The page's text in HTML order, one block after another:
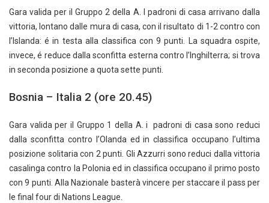
Gara valida per il Gruppo 2 della A. I padroni di casa arrivano dalla
vittoria, lontano dalle mura di casa, con il risultato di 1-2 contro con
l’Islanda: é in testa alla classifica con 9 punti. La squadra ospite,
invece, é reduce dalla sconfitta esterna contro l’Inghilterra; si trova
in seconda posizione a quota sette punti.
Bosnia – Italia 2 (ore 20.45)
Gara valida per il Gruppo 1 della A. i padroni di casa sono reduci
dalla sconfitta contro l’Olanda ed in classifica occupano l’ultima
posizione solitaria con 2 punti. Gli Azzurri sono reduci dalla vittoria
casalinga contro la Polonia ed in classifica occupano il primo posto
con 9 punti. Alla Nazionale basterà vincere per staccare il pass per
le final four di Nations League.